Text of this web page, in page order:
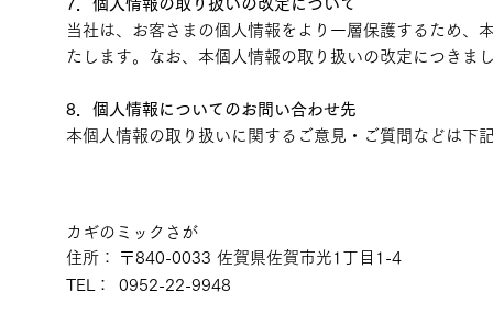
7．個人情報の取り扱いの改定について
当社は、お客さまの個人情報をより一層保護するため、
たします。なお、本個人情報の取り扱いの改定につきま
8．個人情報についてのお問い合わせ先
本個人情報の取り扱いに関するご意見・ご質問などは下
カギのミックさが
住所：
〒840-0033 佐賀県佐賀市光1丁目1-4
TEL：
0952-22-9948